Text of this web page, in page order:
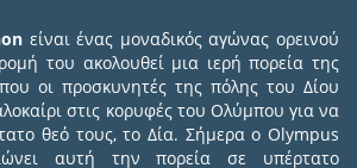
είναι ένας μοναδικός αγώνας ορεινού
του ακολουθεί μια ιερή πορεία της
οι προσκυνητές της πόλης του Δίου
στις κορυφές του Ολύμπου για να
θεό τους, το Δία. Σήμερα ο Olympus
αυτή την πορεία σε υπέρτατο